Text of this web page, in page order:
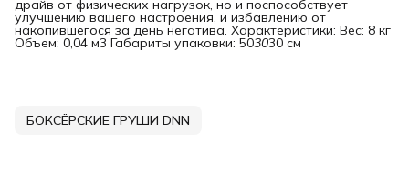
драйв от физических нагрузок, но и поспособствует
улучшению вашего настроения, и избавлению от
накопившегося за день негатива. Характеристики: Вес: 8 кг
Объем: 0,04 м3 Габариты упаковки: 503030 см
БОКСЁРСКИЕ ГРУШИ DNN